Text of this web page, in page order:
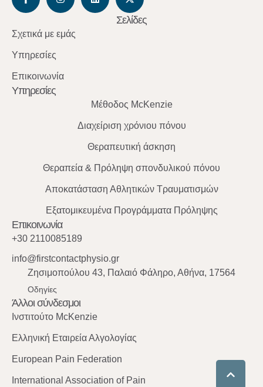
Σελίδες
Σχετικά με εμάς
Υπηρεσίες
Επικοινωνία
Υπηρεσίες
Μέθοδος McKenzie
Διαχείριση χρόνιου πόνου
Θεραπευτική άσκηση
Θεραπεία & Πρόληψη σπονδυλικού πόνου
Αποκατάσταση Αθλητικών Τραυματισμών
Εξατομικευμένα Προγράμματα Πρόληψης
Επικοινωνία
+30 2110085189
info@firstcontactphysio.gr
Ζησιμοπούλου 43, Παλαιό Φάληρο, Αθήνα, 17564
Οδηγίες
Άλλοι σύνδεσμοι
Ινστιτούτο McKenzie
Ελληνική Εταιρεία Αλγολογίας
European Pain Federation
International Association of Pain